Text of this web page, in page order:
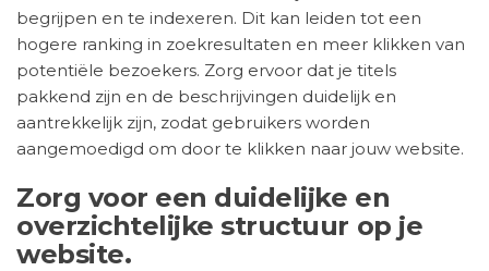
begrijpen en te indexeren. Dit kan leiden tot een
hogere ranking in zoekresultaten en meer klikken van
potentiële bezoekers. Zorg ervoor dat je titels
pakkend zijn en de beschrijvingen duidelijk en
aantrekkelijk zijn, zodat gebruikers worden
aangemoedigd om door te klikken naar jouw website.
Zorg voor een duidelijke en
overzichtelijke structuur op je
website.